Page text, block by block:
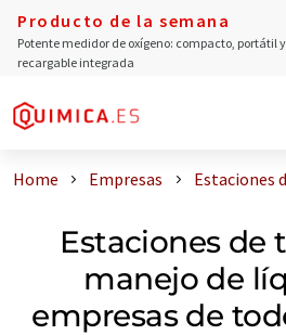
Producto de la semana
Potente medidor de oxígeno: compacto, portátil
recargable integrada
Home Empresas Estaciones
Estaciones de
manejo de
empresas de